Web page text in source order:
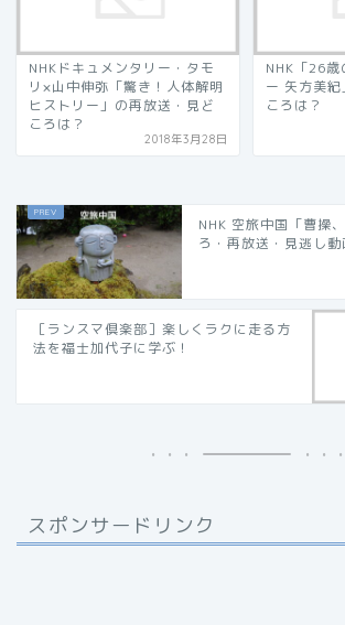
NHKドキュメンタリー・タモ
リ×山中伸弥「驚き！人体解明
ヒストリー」の再放送・見ど
ころは？
2018年3月28日
NHK「26歳
ー 矢方美
ころは？
NHK 空旅中国「曹操
ろ・再放送・見逃し動
［ランスマ倶楽部］楽しくラクに走る方
法を福士加代子に学ぶ！
スポンサードリンク